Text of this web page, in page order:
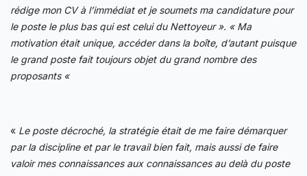
rédige mon CV à l’immédiat et je soumets ma candidature pour
le poste le plus bas qui est celui du Nettoyeur ». « Ma
motivation était unique, accéder dans la boîte, d’autant puisque
le grand poste fait toujours objet du grand nombre des
proposants «
« Le poste décroché, la stratégie était de me faire démarquer
par la discipline et par le travail bien fait, mais aussi de faire
valoir mes connaissances aux connaissances au delà du poste